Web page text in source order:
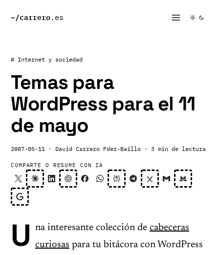
~/carrero.es
# Internet y sociedad
Temas para
WordPress para el 11
de mayo
2007-05-11 · David Carrero Fdez-Baillo · 3 min de lectura
COMPARTE O RESUME CON IA
U na interesante colección de cabeceras
curiosas para tu bitácora con WordPress